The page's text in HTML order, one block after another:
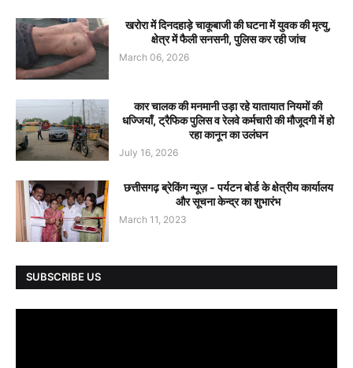
खरोरा में दिनदहाड़े चाकूबाजी की घटना में युवक की मृत्यु,
क्षेत्र में फैली सनसनी, पुलिस कर रही जांच
March 06, 2026
कार चालक की मनमानी उड़ा रहे यातायात नियमों की
धज्जियाँ, ट्रैफिक पुलिस व रेलवे कर्मचारी की मौजूदगी में हो
रहा कानून का उलंघन
July 16, 2026
छत्तीसगढ़ ब्रेकिंग न्यूज़ - पर्यटन बोर्ड के क्षेत्रीय कार्यालय
और सूचना केन्द्र का शुभारंभ
March 11, 2023
SUBSCRIBE US